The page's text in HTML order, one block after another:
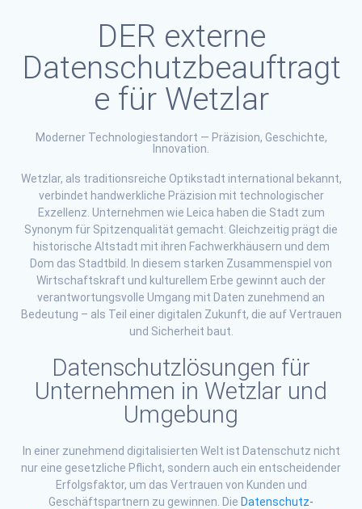
DER externe
Datenschutzbeauftragt
e für Wetzlar
Moderner Technologiestandort — Präzision, Geschichte,
Innovation.
Wetzlar, als traditionsreiche Optikstadt international bekannt,
verbindet handwerkliche Präzision mit technologischer
Exzellenz. Unternehmen wie Leica haben die Stadt zum
Synonym für Spitzenqualität gemacht. Gleichzeitig prägt die
historische Altstadt mit ihren Fachwerkhäusern und dem
Dom das Stadtbild. In diesem starken Zusammenspiel von
Wirtschaftskraft und kulturellem Erbe gewinnt auch der
verantwortungsvolle Umgang mit Daten zunehmend an
Bedeutung – als Teil einer digitalen Zukunft, die auf Vertrauen
und Sicherheit baut.
Datenschutzlösungen für
Unternehmen in Wetzlar und
Umgebung
In einer zunehmend digitalisierten Welt ist Datenschutz nicht
nur eine gesetzliche Pflicht, sondern auch ein entscheidender
Erfolgsfaktor, um das Vertrauen von Kunden und
Geschäftspartnern zu gewinnen. Die Datenschutz-